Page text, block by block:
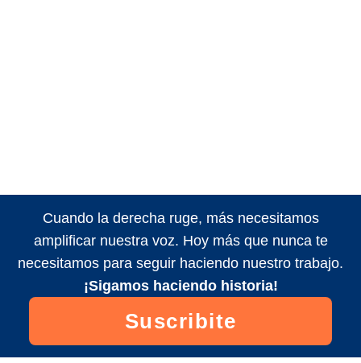
Cuando la derecha ruge, más necesitamos
amplificar nuestra voz. Hoy más que nunca te
necesitamos para seguir haciendo nuestro trabajo.
¡Sigamos haciendo historia!
Suscribite